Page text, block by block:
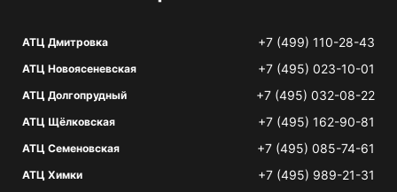
АТЦ Дмитровка +7 (499) 110-28-43
АТЦ Новоясеневская +7 (495) 023-10-01
АТЦ Долгопрудный +7 (495) 032-08-22
АТЦ Щёлковская +7 (495) 162-90-81
АТЦ Семеновская +7 (495) 085-74-61
АТЦ Химки +7 (495) 989-21-31